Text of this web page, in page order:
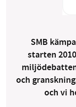
SMB
starten
och
och vi